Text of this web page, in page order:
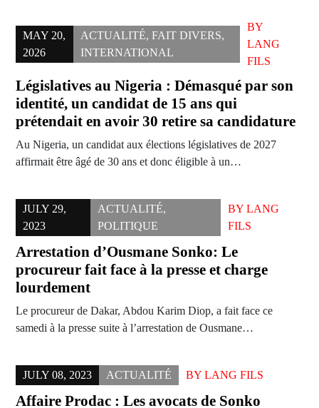
MAY 20,
2026
ACTUALITÉ, FAIT DIVERS,
INTERNATIONAL
BY
LANG
FILS
Législatives au Nigeria : Démasqué par son
identité, un candidat de 15 ans qui
prétendait en avoir 30 retire sa candidature
Au Nigeria, un candidat aux élections législatives de 2027
affirmait être âgé de 30 ans et donc éligible à un…
JULY 29,
2023
ACTUALITÉ,
POLITIQUE
BYLANG
FILS
Arrestation d’Ousmane Sonko: Le
procureur fait face à la presse et charge
lourdement
Le procureur de Dakar, Abdou Karim Diop, a fait face ce
samedi à la presse suite à l’arrestation de Ousmane…
JULY 08, 2023 ACTUALITÉ BY LANG FILS
Affaire Prodac : Les avocats de Sonko